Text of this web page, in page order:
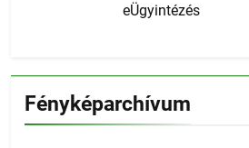
eÜgyintézés
Fényképarchívum